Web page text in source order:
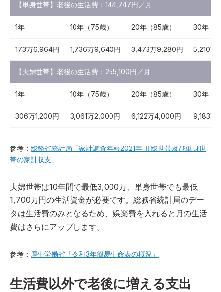
【単身世帯】老後の生活費：144,747円／月
1年 10年（75歳） 20年（85歳） 30年（
173万6,964円 1,736万9,640円 3,473万9,280円 5,210万
【夫婦世帯】老後の生活費：255,100円／月
1年 10年（75歳） 20年（85歳） 30年（
306万1,200円 3,061万2,000円 6,122万4,000円 9,183万
参考： 総務省統計局「家計調査年報2021年 Ⅱ総世帯及び単身世
帯の家計収支」
夫婦世帯は10年間で最低3,000万、単身世帯でも最低
1,700万円の生活資金が必要です。総務省統計局のデー
タは生活費のみとなるため、娯楽費を入れると月の生活
費はさらにアップします。
参考： 厚生労働省「令和3年簡易生命表の概況」
生活費以外で老後に増える支出